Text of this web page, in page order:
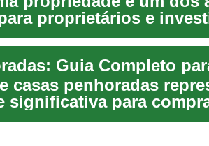
proprietários e
casas penhoradas
significativa para
com preço...